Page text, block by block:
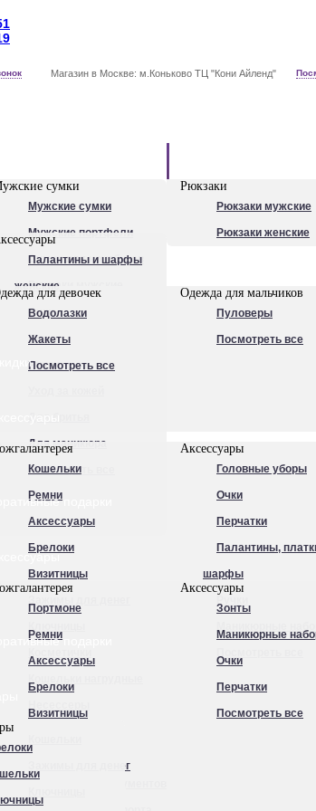
Магазин в Москве: м.Коньково ТЦ "Кони Айленд"
сумки
Мужские сумки
Мужские портфели
Сумки для ноутбуков
Рюкзаки мужские
Посмотреть все
Рюкзаки
Рюкзаки мужские
Рюкзаки женские
Палантины и шарфы
женские
Очки
Ножи
Ручки
Для маникюра
Посмотреть все
для девочек
Водолазки
Жакеты
Посмотреть все
Одежда для мальчиков
Пуловеры
Посмотреть все
Кошельки
Ремни
Аксессуары
Брелоки
Визитницы
Аксессуары
Головные уборы
Очки
Перчатки
Палантины,
шарфы
подарки
Портмоне
Ремни
Аксессуары
Брелоки
Визитницы
Зажимы для денег
Аксессуары
Зонты
Маникюрные
Очки
Перчатки
Посмотреть все
подарки